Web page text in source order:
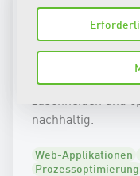
Web-
Web-
Unternehmen
lässt sich exakt
nachhaltig.
Web-Applikationen
Prozessoptimierung